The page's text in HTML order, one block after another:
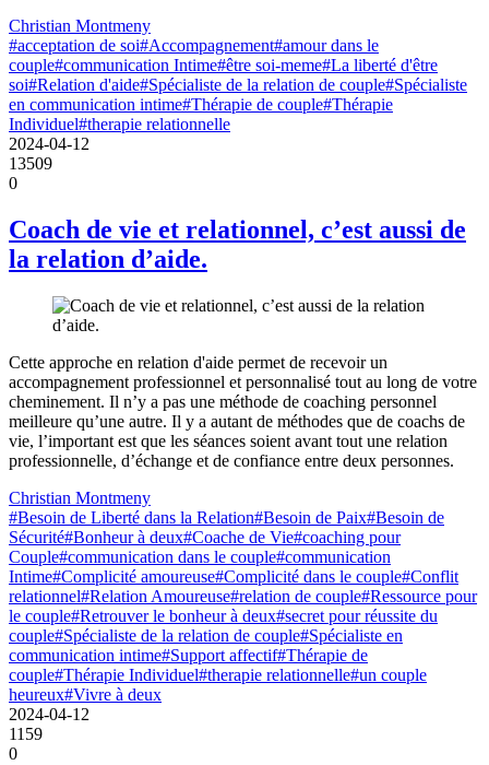
Christian Montmeny
#acceptation de soi#Accompagnement#amour dans le
couple#communication Intime#être soi-meme#La liberté d'être
soi#Relation d'aide#Spécialiste de la relation de couple#Spécialiste
en communication intime#Thérapie de couple#Thérapie
Individuel#therapie relationnelle
2024-04-12
13509
0
Coach de vie et relationnel, c’est aussi de
la relation d’aide.
Cette approche en relation d'aide permet de recevoir un
accompagnement professionnel et personnalisé tout au long de votre
cheminement. Il n’y a pas une méthode de coaching personnel
meilleure qu’une autre. Il y a autant de méthodes que de coachs de
vie, l’important est que les séances soient avant tout une relation
professionnelle, d’échange et de confiance entre deux personnes.
Christian Montmeny
#Besoin de Liberté dans la Relation#Besoin de Paix#Besoin de
Sécurité#Bonheur à deux#Coache de Vie#coaching pour
Couple#communication dans le couple#communication
Intime#Complicité amoureuse#Complicité dans le couple#Conflit
relationnel#Relation Amoureuse#relation de couple#Ressource pour
le couple#Retrouver le bonheur à deux#secret pour réussite du
couple#Spécialiste de la relation de couple#Spécialiste en
communication intime#Support affectif#Thérapie de
couple#Thérapie Individuel#therapie relationnelle#un couple
heureux#Vivre à deux
2024-04-12
1159
0